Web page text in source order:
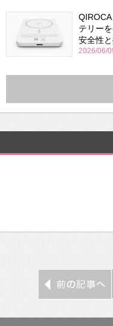
テリー
安全性
2026/06/